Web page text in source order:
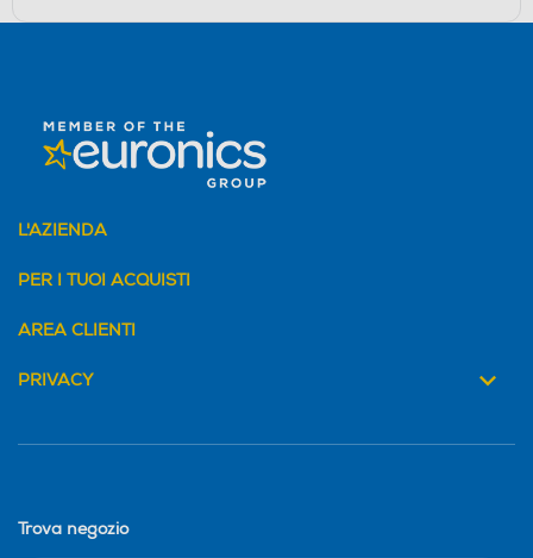
L'AZIENDA
PER I TUOI ACQUISTI
AREA CLIENTI
PRIVACY
Trova negozio